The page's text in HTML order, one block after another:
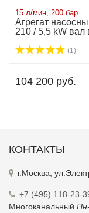
15 л/мин, 200 бар
Агрегат
210 / 5,5 kW вал
(1)
104 200 руб.
КОНТАКТЫ
г.Москва,
+7 (495) 118-23-
Многоканальный